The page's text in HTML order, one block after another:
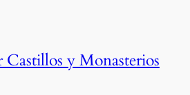
y Monasterios